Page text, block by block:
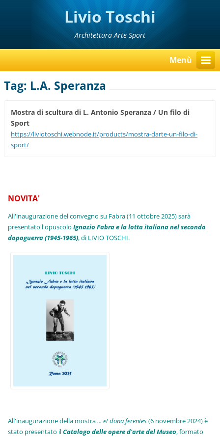
Livio Toschi
Architettura Arte Sport
Menù
Tag: L.A. Speranza
Mostra di scultura di L. Antonio Speranza / Un filo di
Sport
https://liviotoschi.webnode.it/products/mostra-darte-un-filo-di-
sport/
NOVITA'
All'inaugurazione del convegno su Fabra (11 ottobre 2025) sarà
presentato l'opuscoloIgnazio Fabra e la lotta italiana nel secondo
dopoguerra (1945-1965), di LIVIO TOSCHI.
All'inaugurazione della mostra... et dona ferentes(6 novembre 2024) è
stato presentato ilCatalogo delle opere d'arte del Museo, formato